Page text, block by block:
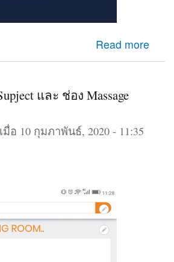
Read more
และ ช่อง Massage
เมื่อ 10 กุมภาพันธ์, 2020 - 11:35